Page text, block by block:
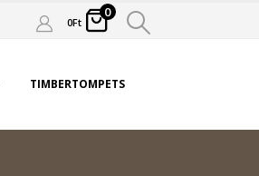
0Ft
0
TIMBERTOMPETS